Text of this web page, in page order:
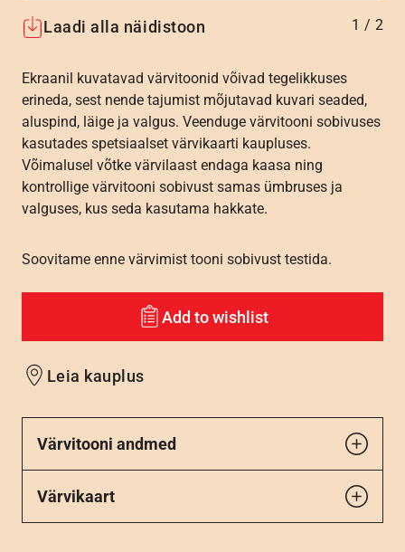
Laadi alla näidistoon 1 / 2
Ekraanil kuvatavad värvitoonid võivad tegelikkuses
erineda, sest nende tajumist mõjutavad kuvari seaded,
aluspind, läige ja valgus. Veenduge värvitooni sobivuses
kasutades spetsiaalset värvikaarti kaupluses.
Võimalusel võtke värvilaast endaga kaasa ning
kontrollige värvitooni sobivust samas ümbruses ja
valguses, kus seda kasutama hakkate.
Soovitame enne värvimist tooni sobivust testida.
Add to wishlist
Leia kauplus
Värvitooni andmed
Värvikaart